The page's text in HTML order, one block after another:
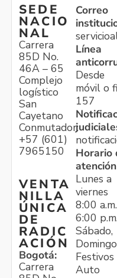
SEDE
NACIO
NAL
Carrera
85D No.
46A – 65
Complejo
logístico
San
Cayetano
Conmutador:
+57 (601)
7965150
VENTA
NILLA
ÚNICA
DE
RADIC
ACIÓN
Bogotá:
Carrera
Correo
Línea
Desde
móvil o
157
Horario
atención
Lunes a
viernes
8:00
6:00
Sábado,
Festivos
Auto